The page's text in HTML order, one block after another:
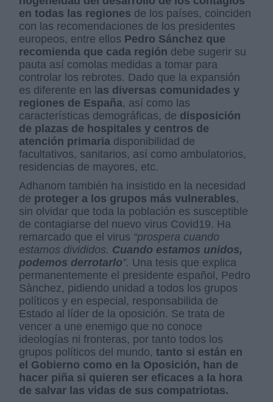
en todas las regiones de los países, coinciden
con las recomendaciones de los presidentes
europeos, entre ellos Pedro Sánchez que
recomienda que cada región debe sugerir su
pauta así comolas medidas a tomar para
controlar los rebrotes. Dado que la expansión
es diferente en las diversas comunidades y
regiones de España, así como las
características demográficas, de disposición
de plazas de hospitales y centros de
atención primaria disponibilidad de
facultativos, sanitarios, así como ambulatorios,
residencias de mayores, etc.
Adhanom también ha insistido en la necesidad
de proteger a los grupos más vulnerables,
sin olvidar que toda la población es susceptible
de contagiarse del nuevo virus Covid19. Ha
remarcado que el virus “prospera cuando
estamos divididos. Cuando estamos unidos,
podemos derrotarlo”. Una tesis que explica
permanentemente el presidente español, Pedro
Sànchez, pidiendo unidad a todos los grupos
políticos y en especial, responsabilida de
Estado al líder de la oposición. Se trata de
vencer a une enemigo que no conoce
ideologías ni fronteras, por tanto todos los
grupos políticos del mundo,tanto si están en
el Gobierno como en la Oposición, han de
hacer piña si quieren ser eficaces a la hora
de salvar las vidas de sus compatriotas.